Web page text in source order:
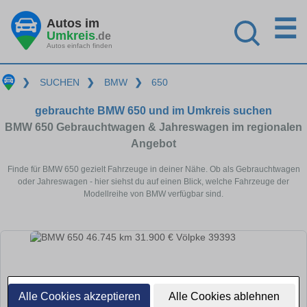
Alle Cookies akzeptieren Alle Cookies ablehnen
Autos im
Umkreis.de
Autos einfach finden
☰
❯ SUCHEN ❯ BMW ❯ 650
gebrauchte BMW 650 und im Umkreis suchen
BMW 650 Gebrauchtwagen & Jahreswagen im regionalen
Angebot
Finde für BMW 650 gezielt Fahrzeuge in deiner Nähe. Ob als Gebrauchtwagen
oder Jahreswagen - hier siehst du auf einen Blick, welche Fahrzeuge der
Modellreihe von BMW verfügbar sind.